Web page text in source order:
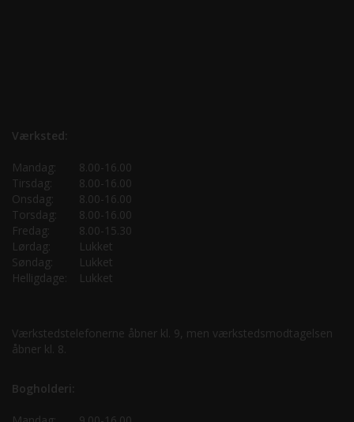
Værksted:
Mandag:
8.00-16.00
Tirsdag:
8.00-16.00
Onsdag:
8.00-16.00
Torsdag:
8.00-16.00
Fredag:
8.00-15.30
Lørdag:
Lukket
Søndag:
Lukket
Helligdage:
Lukket
Værkstedstelefonerne åbner kl. 9, men værkstedsmodtagelsen
åbner kl. 8.
Bogholderi: